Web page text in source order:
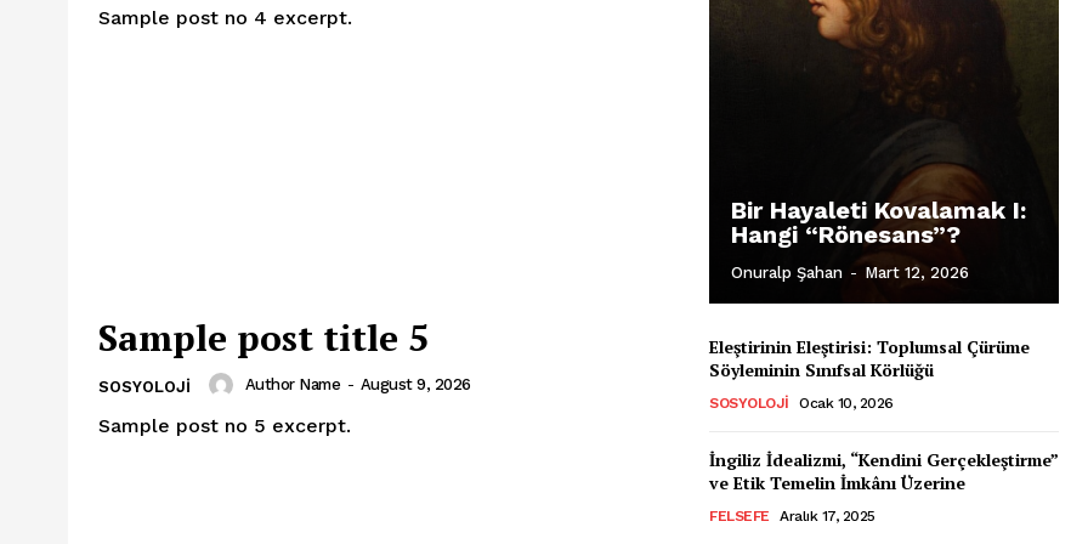
Sample post no 4 excerpt.
Sample post title 5
SOSYOLOJI Author Name - August 9, 2026
Sample post no 5 excerpt.
Bir Hayaleti Kovalamak I:
Hangi “Rönesans”?
Onuralp Şahan - Mart 12, 2026
Eleştirinin Eleştirisi: Toplumsal Çürüme
Söyleminin Sınıfsal Körlüğü
SOSYOLOJI Ocak 10, 2026
İngiliz İdealizmi, “Kendini Gerçekleştirme”
ve Etik Temelin İmkânı Üzerine
FELSEFE Aralık 17, 2025